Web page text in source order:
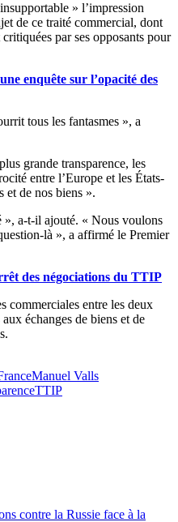
» l’impression
de ce traité commercial, dont
par ses opposants pour
enquête sur l’opacité des
tous les fantasmes », a
grande transparence, les
entre l’Europe et les États-
et de nos biens ».
», a-t-il ajouté. « Nous voulons
là », a affirmé le Premier
des négociations du TTIP
commerciales entre les deux
échanges de biens et de
Manuel Valls
TTIP
contre la Russie face à la